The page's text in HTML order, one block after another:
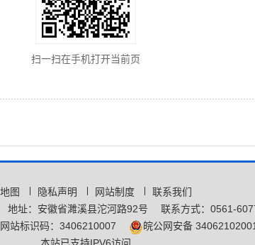
扫一扫在手机打开当前页
图 隐私声明 网站制度
联系我们
地址：安徽省濉溪县沱河路92号
联系方式：0561-
网站标识码：3406210007
皖公网安备